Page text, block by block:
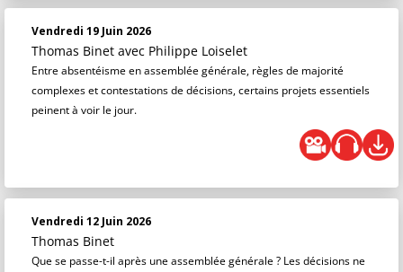
Vendredi 19 Juin 2026
Thomas Binet avec Philippe Loiselet
Entre absentéisme en assemblée générale, règles de majorité
complexes et contestations de décisions, certains projets essentiels
peinent à voir le jour.
Vendredi 12 Juin 2026
Thomas Binet
Que se passe-t-il après une assemblée générale ? Les décisions ne